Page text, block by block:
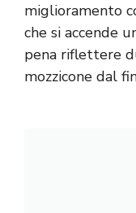
miglioramento
che si accende
pena riflettere
mozzicone dal